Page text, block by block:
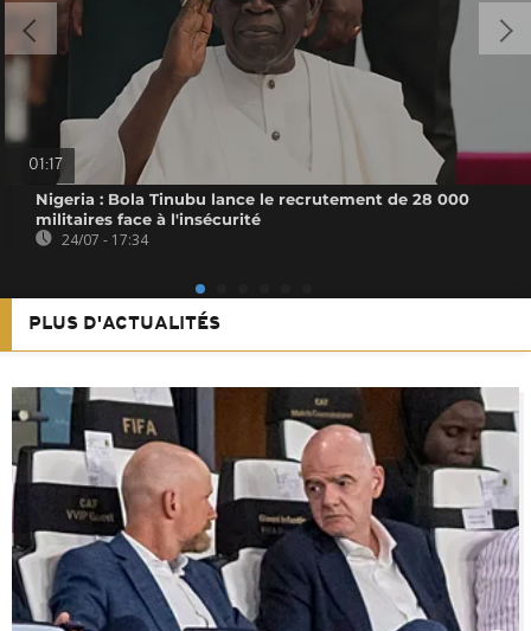
01:17
Nigeria : Bola Tinubu lance le recrutement de 28 000
militaires face à l'insécurité
24/07 - 17:34
PLUS D'ACTUALITÉS